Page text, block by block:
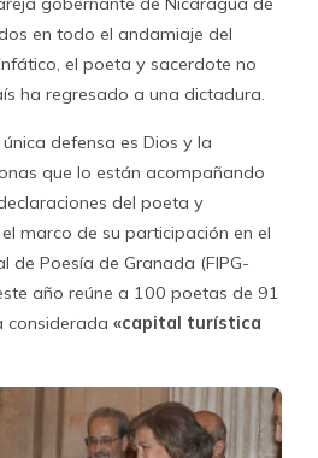
en todo el andamiaje del
el poeta y sacerdote no
ha regresado a una dictadura.
defensa es Dios y la
que lo están acompañando
del poeta y
marco de su participación en el
de Poesía de Granada (FIPG-
año reúne a 100 poetas de 91
considerada «capital turística